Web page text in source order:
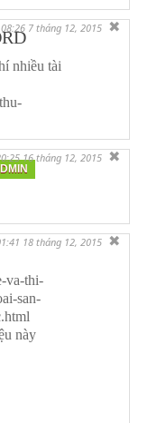
7 tháng 12, 2015 ✖
nhiều tài
16 tháng 12, 2015 ✖
18 tháng 12, 2015 ✖
va-thi-
san-
này